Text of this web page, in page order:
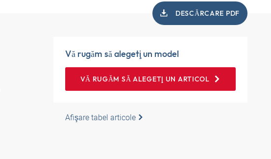
DESCĂRCARE PDF
Vă rugăm să alegeţi un model
VĂ RUGĂM SĂ ALEGEŢI UN ARTICOL
Afişare tabel articole